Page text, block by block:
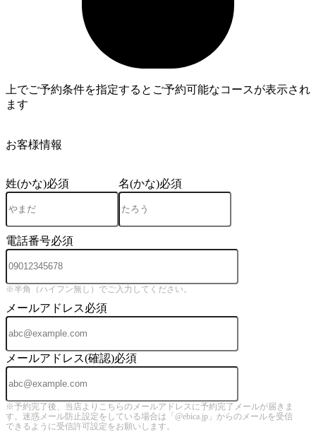
上でご予約条件を指定するとご予約可能なコースが表示され
ます
お客様情報
姓(かな)必須 名(かな)必須
電話番号必須
※半角（ハイフン無し）でご入力してください。
メールアドレス必須
メールアドレス(確認)必須
※予約完了後、当店よりこちらのメールアドレスに予約完了メールが届きま
す。迷惑メール防止設定をしている場合は「@ebica.jp」からのメールを受信
できるように受信許可設定をお願いします。